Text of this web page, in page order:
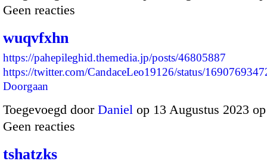
Geen reacties
wuqvfxhn
https://pahepileghid.themedia.jp/posts/46805887
https://twitter.com/CandaceLeo19126/status/
Doorgaan
Toegevoegd door Daniel op 13 Augustus 2023
Geen reacties
tshatzks